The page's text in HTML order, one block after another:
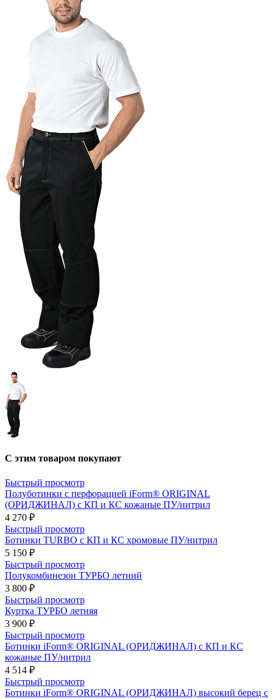
С этим товаром покупают
Быстрый просмотр
Полуботинки с перфорацией iForm® ORIGINAL
(ОРИДЖИНАЛ) с КП и КС кожаные ПУ/нитрил
4 270 ₽
Быстрый просмотр
Ботинки TURBO с КП и КС хромовые ПУ/нитрил
5 150 ₽
Быстрый просмотр
Полукомбинезон ТУРБО летний
3 800 ₽
Быстрый просмотр
Куртка ТУРБО летняя
3 900 ₽
Быстрый просмотр
Ботинки iForm® ORIGINAL (ОРИДЖИНАЛ) с КП и КС
кожаные ПУ/нитрил
4 514 ₽
Быстрый просмотр
Ботинки iForm® ORIGINAL (ОРИДЖИНАЛ) высокий берец с